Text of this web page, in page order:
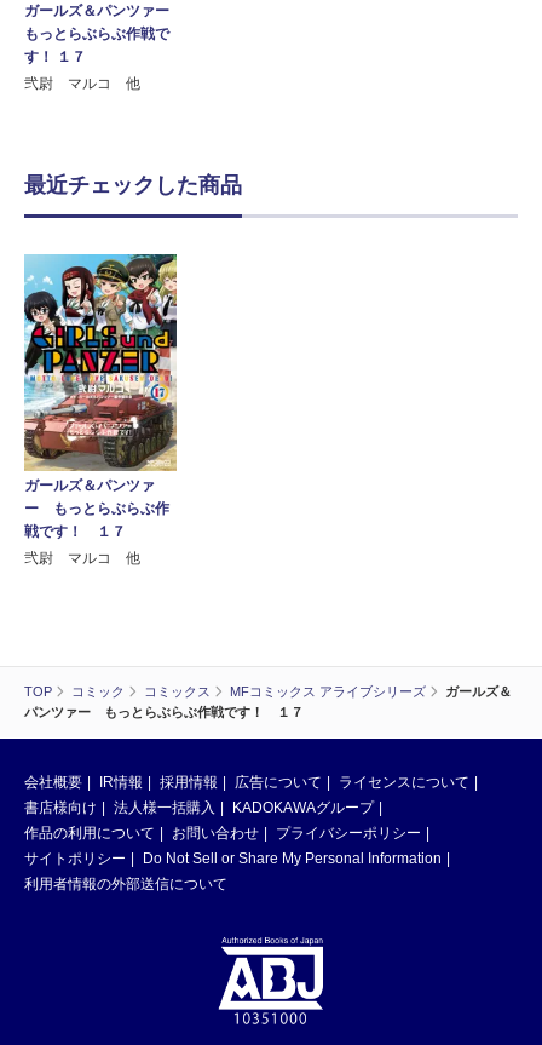
TOP コミック コミックス MFコミックス アライブシリーズ
ガールズ＆
パンツァー もっとらぶらぶ作戦です！ １７
ガールズ＆パンツァー
もっとらぶらぶ作戦で
す！ １７
弐尉 マルコ 他
最近チェックした商品
ガールズ＆パンツァ
ー もっとらぶらぶ作
戦です！ １７
弐尉 マルコ 他
会社概要 IR情報 採用情報 広告について
ライセンスについて
書店様向け
法人様一括購入
KADOKAWAグループ
作品の利用について
お問い合わせ
プライバシーポリシー
サイトポリシー
Do Not Sell or Share My Personal Information
利用者情報の外部送信について